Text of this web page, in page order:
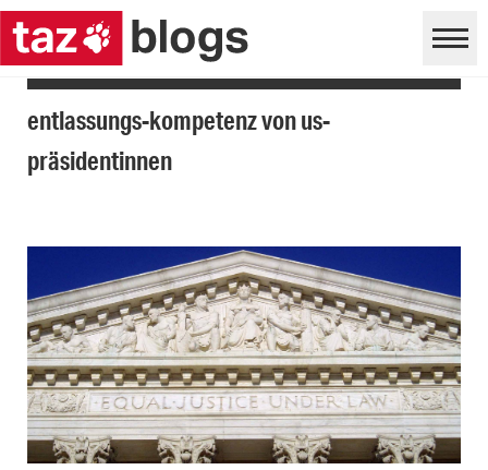
entlassungs-kompetenz von us-
präsidentinnen